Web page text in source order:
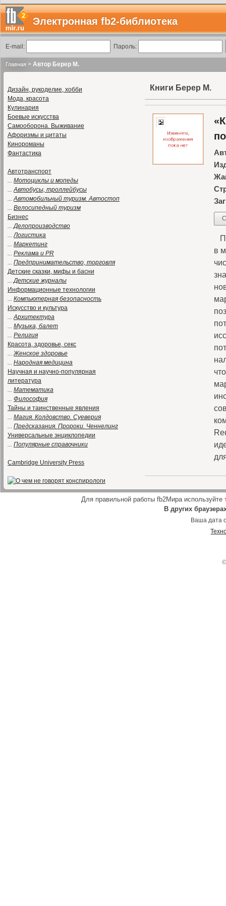
Электронная fb2-библиотека
E-mail: Пароль:
Главная > Автор Берер М.
Дизайн, рукоделие, хобби
Мода, красота
Кулинария
Боевые искусства
Самооборона. Выживание
Афоризмы и цитаты
Кинороманы
Фантастика
Автотранспорт
... Мотоциклы и мопеды
...Автобусы, троллейбусы
...Автомобильный туризм. Автостоп
... Велосипедный туризм
Бизнес
...Делопроизводство
...Логистика
... Маркетинг
... Реклама и PR
... Предпринимательство, торговля
Детские сказки, мифы и басни
...Детские журналы
Информационные технологии
... Компьютерная безопасность
Искусство и культура
...Архитектура
... Музыка, балет
... Религия
Красота, здоровье, секс
...Женское здоровье
... Народная медицина
Научная и научно-популярная
литература
... Математика
... Философия
Тайны и таинственные явления
... Магия. Колдовство. Суеверия
... Предсказания. Пророки. Ченнелинг
Универсальные энциклопедии
... Популярные справочники
Cambridge University Press
Книги Берер М.
в
Для правильной работы fb2Мира используйте
В других
Ваша дата